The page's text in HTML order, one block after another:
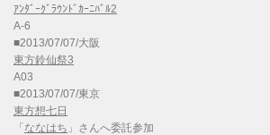
ｱﾝﾀﾞｰｸﾞﾗｳﾝﾄﾞｶｰﾆﾊﾞﾙ2
A-6
■2013/07/07/大阪
東方鈴仙祭3
A03
■2013/07/07/東京
東方想七日
「 ななはち 」さんへ委託参加